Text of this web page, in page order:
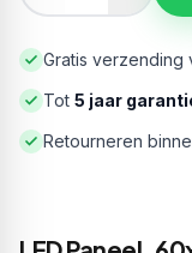
Gratis verzending
Tot 5 jaar
Retourneren